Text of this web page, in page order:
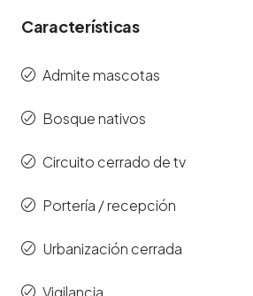
Características
Admite mascotas
Bosque nativos
Circuito cerrado de tv
Portería / recepción
Urbanización cerrada
Vigilancia